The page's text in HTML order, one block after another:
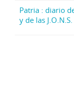
Patria : diario
y de las J.O.N.S.